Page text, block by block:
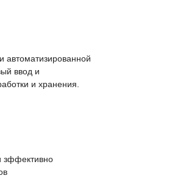
автоматизированной
ввод и
и хранения.
зффективно